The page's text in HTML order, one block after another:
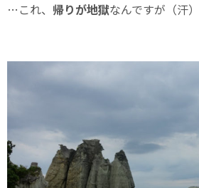
…これ、 帰りが地獄なんですが（汗）